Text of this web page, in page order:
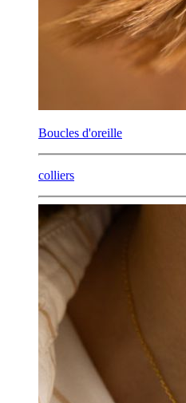
Boucles d'oreille
colliers